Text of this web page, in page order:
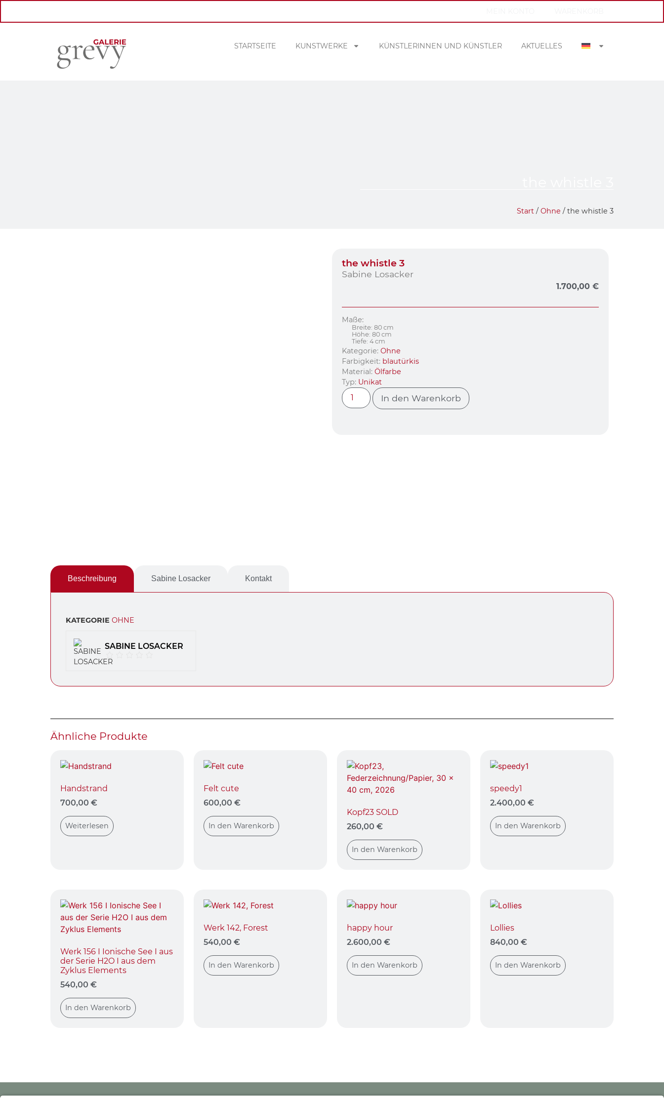
STARTSEITE KUNSTWERKE KÜNSTLERINNEN UND KÜNSTLER AKTUELLES
Start / Ohne / the whistle 3
the whistle 3
Sabine Losacker
1.700,00 €
Maße:
Breite: 80 cm
Höhe: 80 cm
Tiefe: 4 cm
Kategorie: Ohne
Farbigkeit: blautürkis
Material: Ölfarbe
Typ: Unikat
In den Warenkorb
Beschreibung Sabine Losacker Kontakt
KATEGORIE OHNE
SABINE LOSACKER
Ähnliche Produkte
Handstrand
700,00 €
Weiterlesen
Felt cute
600,00 €
In den Warenkorb
Kopf23 SOLD
260,00 €
In den Warenkorb
speedy1
2.400,00 €
In den Warenkorb
Werk 156 I Ionische See I aus
der Serie H2O I aus dem
Zyklus Elements
540,00 €
In den Warenkorb
Werk 142, Forest
540,00 €
In den Warenkorb
happy hour
2.600,00 €
In den Warenkorb
Lollies
840,00 €
In den Warenkorb